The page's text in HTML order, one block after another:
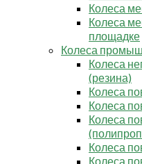
Колеса
Колеса
площадке
Колеса
Колеса
(резина)
Колеса
Колеса
Колеса
Колеса
Колеса